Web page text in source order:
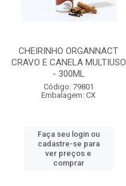
CHEIRINHO ORGANNACT
CRAVO E CANELA MULTIUSO
- 300ML
Código: 79801
Embalagem: CX
Faça seu login ou
cadastre-se para
ver preços e
comprar